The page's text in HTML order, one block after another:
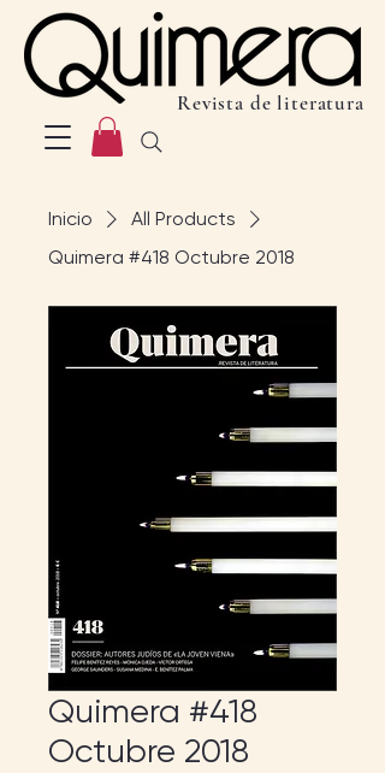
Revista de literatura
Inicio
All Products
Quimera #418 Octubre 2018
Quimera #418
Octubre 2018